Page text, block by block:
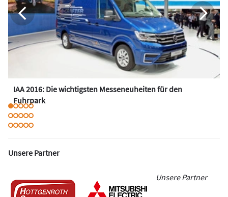
IAA 2016: Die wichtigsten Messeneuheiten für den
Fuhrpark
Unsere Partner
Unsere Partner